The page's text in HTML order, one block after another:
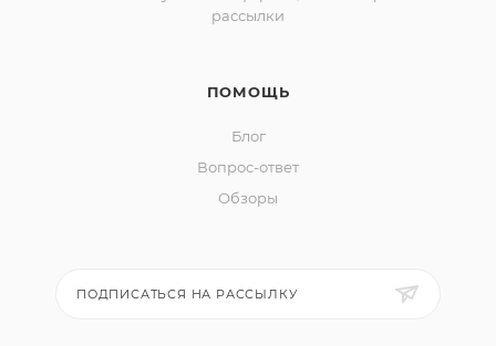
рассылки
ПОМОЩЬ
Блог
Вопрос-ответ
Обзоры
ПОДПИСАТЬСЯ НА РАССЫЛКУ